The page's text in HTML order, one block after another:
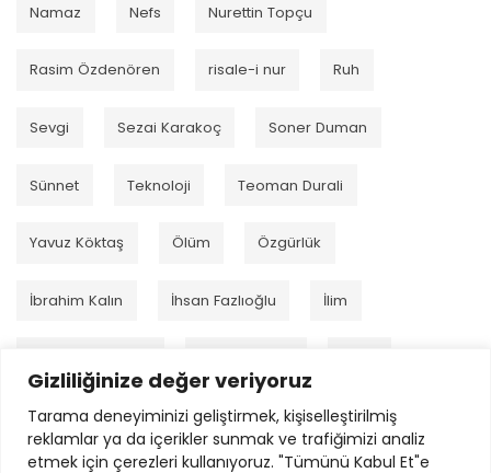
Gizliliğinize değer veriyoruz
Tarama deneyiminizi geliştirmek, kişiselleştirilmiş
reklamlar ya da içerikler sunmak ve trafiğimizi analiz
etmek için çerezleri kullanıyoruz. "Tümünü Kabul Et"e
Namaz Nefs Nurettin Topçu
Rasim Özdenören risale-i nur Ruh
Sevgi Sezai Karakoç Soner Duman
Sünnet Teknoloji Teoman Durali
Yavuz Köktaş Ölüm Özgürlük
İbrahim Kalın İhsan Fazlıoğlu İlim
İnsan İsmail Çetin İsmet Özel